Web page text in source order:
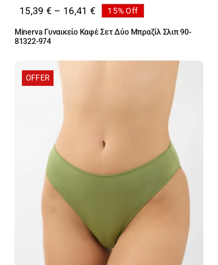
15,39 € – 16,41 €Price
15,39 €
15% Off
Minerva Γυναικείο Καφέ Σετ Δύο Μπραζίλ Σλιπ 90-
81322-974
OFFER